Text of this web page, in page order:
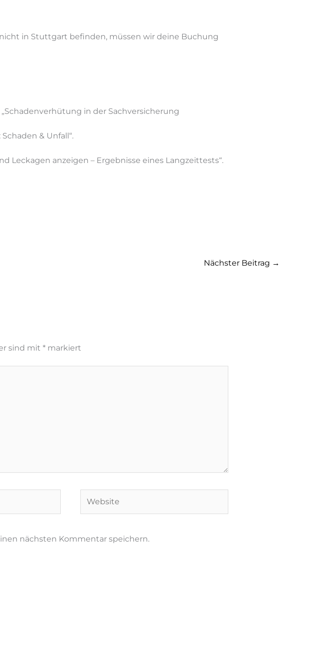
in Stutt­gart be­fin­den, müs­sen wir dei­ne Bu­chung
in der Sachversicherung
& Unfall“.
Leckagen anzeigen – Ergebnisse eines Langzeittests“.
Nächster Beitrag →
sind mit *markiert
nächsten Kommentar speichern.